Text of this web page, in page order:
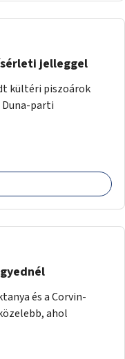
jelleggel
kültéri piszoárok
Duna-parti
és a Corvin-
ahol